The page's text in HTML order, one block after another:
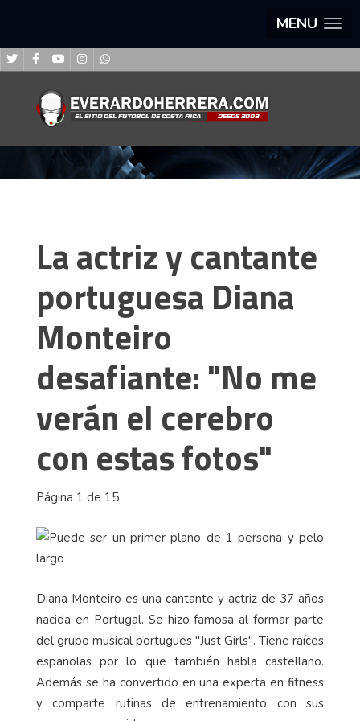
MENU
La actriz y cantante
portuguesa Diana
Monteiro
desafiante: "No me
verán el cerebro
con estas fotos"
Página 1 de 15
Diana Monteiro es una cantante y actriz de 37 años
nacida en Portugal. Se hizo famosa al formar parte
del grupo musical portugues "Just Girls". Tiene raíces
españolas por lo que también habla castellano.
Además se ha convertido en una experta en fitness
y comparte rutinas de entrenamiento con sus